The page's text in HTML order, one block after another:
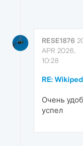
RESE1876
APR 2026,
10:28
RE:
Очень
успел